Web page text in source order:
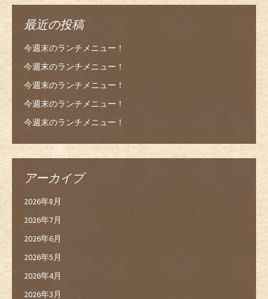
最近の投稿
今週末のランチメニュー！
今週末のランチメニュー！
今週末のランチメニュー！
今週末のランチメニュー！
今週末のランチメニュー！
アーカイブ
2026年8月
2026年7月
2026年6月
2026年5月
2026年4月
2026年3月